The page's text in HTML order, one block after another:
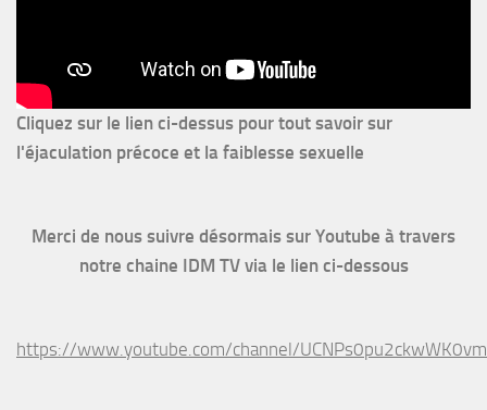
Cliquez sur le lien ci-dessus pour tout savoir sur
l'éjaculation précoce et la faiblesse sexuelle
Merci de nous suivre désormais sur Youtube à travers
notre chaine IDM TV via le lien ci-dessous
https://www.youtube.com/channel/